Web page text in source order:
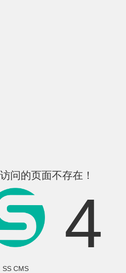
问的页面不存在！
4
SS CMS